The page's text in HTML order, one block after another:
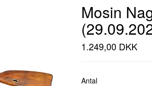
Mosin
1.249,00 DKK
Antal